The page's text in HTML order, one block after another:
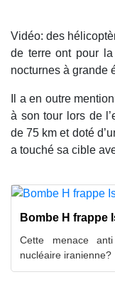
Vidéo: des
de terre ont pour
nocturnes à grande
Il a en outre
à son tour lors de
de 75 km et doté
a touché sa cible
Bombe H frappe
Cette menace
nucléaire iranienne?